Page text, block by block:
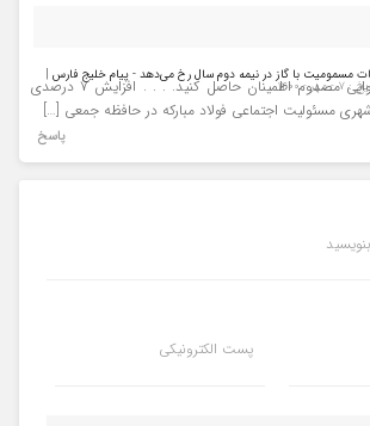
تلفات مسمومیت با گاز در نیمه دوم سال رخ می‌دهد - پیام خلیج فارس |
مهر - ۱۴۰۰
[…] باز بودن راه‌های هوایی مصدوم اطمینان حاصل کنید. . . . افزایش ۷ درصدی
مسئولیت اجتماعی فولاد مبارکه در حافظه جمعی […]
پاسخ
پست الکترونیکی